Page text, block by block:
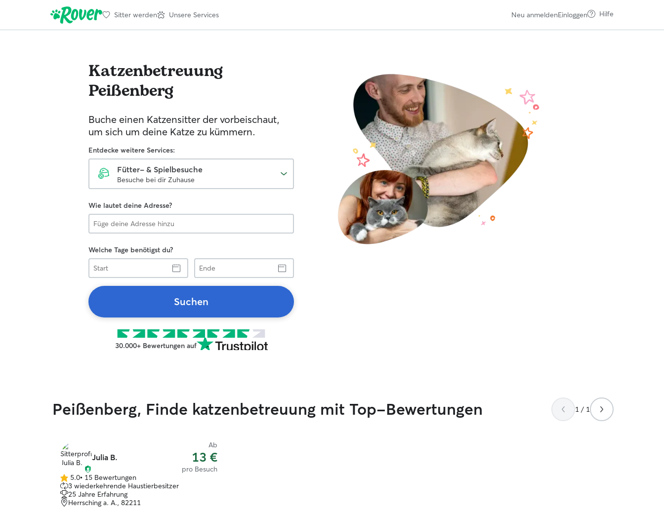
Sitter werden Unsere Services Neu anmeldenEinloggen Hilfe
Katzenbetreuung
Peißenberg
Buche einen Katzensitter der vorbeischaut,
um sich um deine Katze zu kümmern.
Entdecke weitere Services:
Fütter- & Spielbesuche
Besuche bei dir Zuhause
Wie lautet deine Adresse?
Welche Tage benötigst du?
Start
Ende
Suchen
30.000+ Bewertungen auf
Peißenberg, Finde katzenbetreuung mit Top-Bewertungen 1 / 1
Julia B.
Ab
13 €
pro Besuch
5.0
von
5
Sternen
5.0• 15 Bewertungen
3 wiederkehrende Haustierbesitzer
25 Jahre Erfahrung
Herrsching a. A., 82211